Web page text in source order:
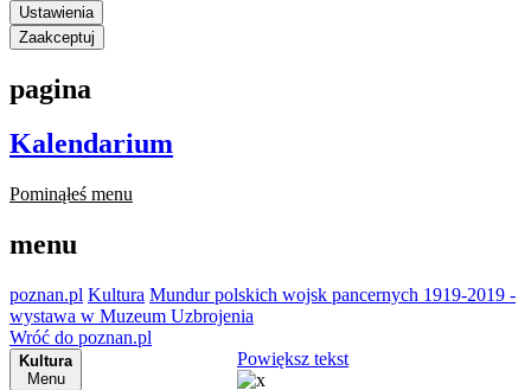
Ustawienia
Zaakceptuj
pagina
Kalendarium
Pominąłeś menu
menu
poznan.pl Kultura Mundur polskich wojsk pancernych 1919-2019 -
wystawa w Muzeum Uzbrojenia
Wróć do poznan.pl
Kultura
Menu
Powiększ tekst